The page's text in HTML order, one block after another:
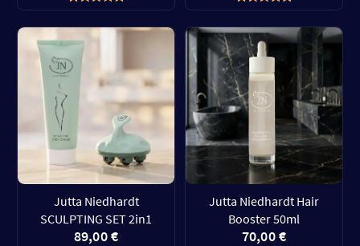
Jutta Niedhardt
SCULPTING SET 2in1
89,00 €
Jutta Niedhardt Hair
Booster 50ml
70,00 €